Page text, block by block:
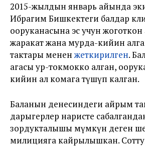
2015-жылдын январь айында
Ибрагим Бишкектеги балдар
ооруканасына эс учун жоготкон
жаракат жана мурда-кийин
тактары мененжеткирилген.
агасы ур-токмокко алган,
кийин ал комага түшүп калган.
Баланын денесиндеги айрым
дарыгерлер наристе
зордукталышы мүмкүн деген
милицияга кайрылышкан.